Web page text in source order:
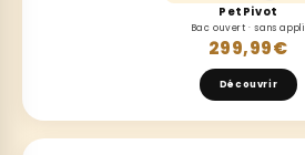
PetPivot
Bac ouvert · sans appli
299,99€
Découvrir